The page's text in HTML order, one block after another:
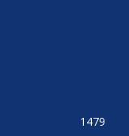
1479